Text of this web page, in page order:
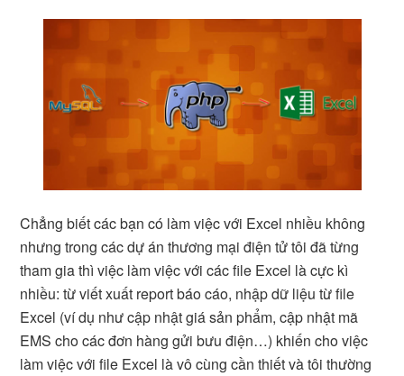
Chẳng biết các bạn có làm việc với Excel nhiều không
nhưng trong các dự án thương mại điện tử tôi đã từng
tham gia thì việc làm việc với các file Excel là cực kì
nhiều: từ viết xuất report báo cáo, nhập dữ liệu từ file
Excel (ví dụ như cập nhật giá sản phẩm, cập nhật mã
EMS cho các đơn hàng gửi bưu điện…) khiến cho việc
làm việc với file Excel là vô cùng cần thiết và tôi thường